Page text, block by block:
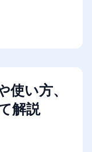
使い方、
解説